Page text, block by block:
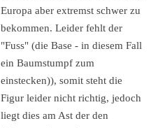
Europa aber extremst schwer zu
bekommen. Leider fehlt der
"Fuss" (die Base - in diesem Fall
ein Baumstumpf zum
einstecken)), somit steht die
Figur leider nicht richtig, jedoch
liegt dies am Ast der den